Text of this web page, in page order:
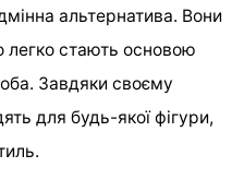
альтернатива. Вони
легко стають основою
Завдяки своєму
для будь-якої фігури,